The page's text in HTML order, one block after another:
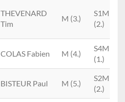
THEVENARD
Tim
M (3.)
S1M
(2.)
COLAS Fabien M (4.)
S4M
(1.)
BISTEUR Paul M (5.)
S2M
(2.)